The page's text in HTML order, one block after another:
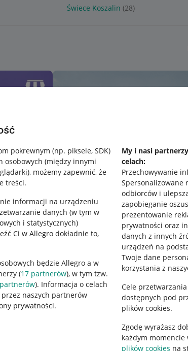
pokrewnym (np. piksele, SDK)
osobowych (między innymi
, możemy zapewnić, że
treści.
informacji na urządzeniu
danych (w tym w
i statystycznych)
Ci w Allegro dokładnie to,
będzie Allegro a w
(17 partnerów), w tym tzw.
partnerów). Informacja o celach
naszych partnerów
prywatności.
My i nasi
celach:
Przechowywanie
Spersonalizowane
odbiorców i
zapobieganie
prezentowanie
prywatności oraz
danych z innych
urządzeń na
Twoje dane
korzystania z
Cele
dostępnych pod
plików cookies.
Zgodę wyrażasz
każdym momencie
plików cookies na
Świece Koszalin (28)
Regulamin
Polityka plików "cookies"
Ustawienia plików "cookies"
Udostępnianie lokalizacji
Informacje dla Aktu o Usługach